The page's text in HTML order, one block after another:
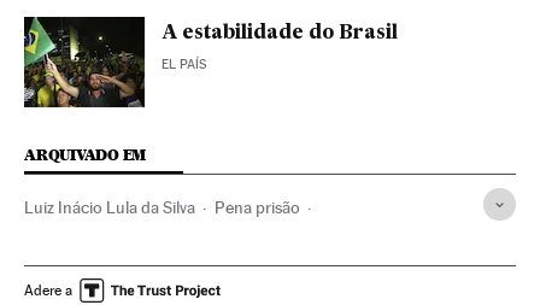
A estabilidade do Brasil
EL PAÍS
ARQUIVADO EM
Luiz Inácio Lula da Silva Pena prisão
Fernando Haddad Ficha Limpa
Adere a